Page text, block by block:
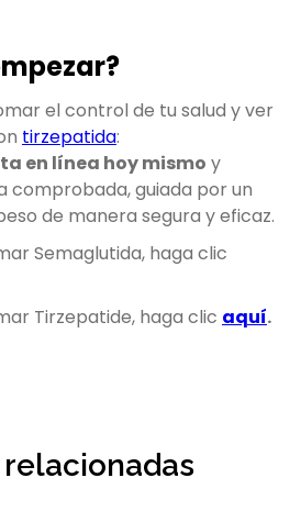
el control de tu salud y ver
tirzepatida:
en línea hoy mismo y
comprobada, guiada por un
de manera segura y eficaz.
Semaglutida, haga clic
Tirzepatide, haga clic aquí.